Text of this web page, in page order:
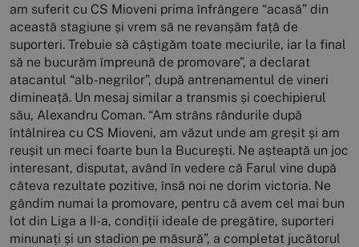
am suferit cu CS Mioveni prima înfrângere “acasă” din
această stagiune și vrem să ne revanșăm față de
suporteri. Trebuie să câștigăm toate meciurile, iar la final
să ne bucurăm împreună de promovare”, a declarat
atacantul “alb-negrilor”, după antrenamentul de vineri
dimineață. Un mesaj similar a transmis și coechipierul
său, Alexandru Coman. “Am strâns rândurile după
întâlnirea cu CS Mioveni, am văzut unde am greșit și am
reușit un meci foarte bun la București. Ne așteaptă un joc
interesant, disputat, având în vedere că Farul vine după
câteva rezultate pozitive, însă noi ne dorim victoria. Ne
gândim numai la promovare, pentru că avem cel mai bun
lot din Liga a II-a, condiții ideale de pregătire, suporteri
minunați și un stadion pe măsură”, a completat jucătorul